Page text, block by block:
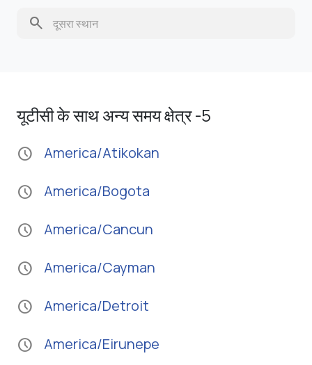
search
यूटीसी के साथ अन्य समय क्षेत्र -5
schedule America/Atikokan
schedule America/Bogota
schedule America/Cancun
schedule America/Cayman
schedule America/Detroit
schedule America/Eirunepe